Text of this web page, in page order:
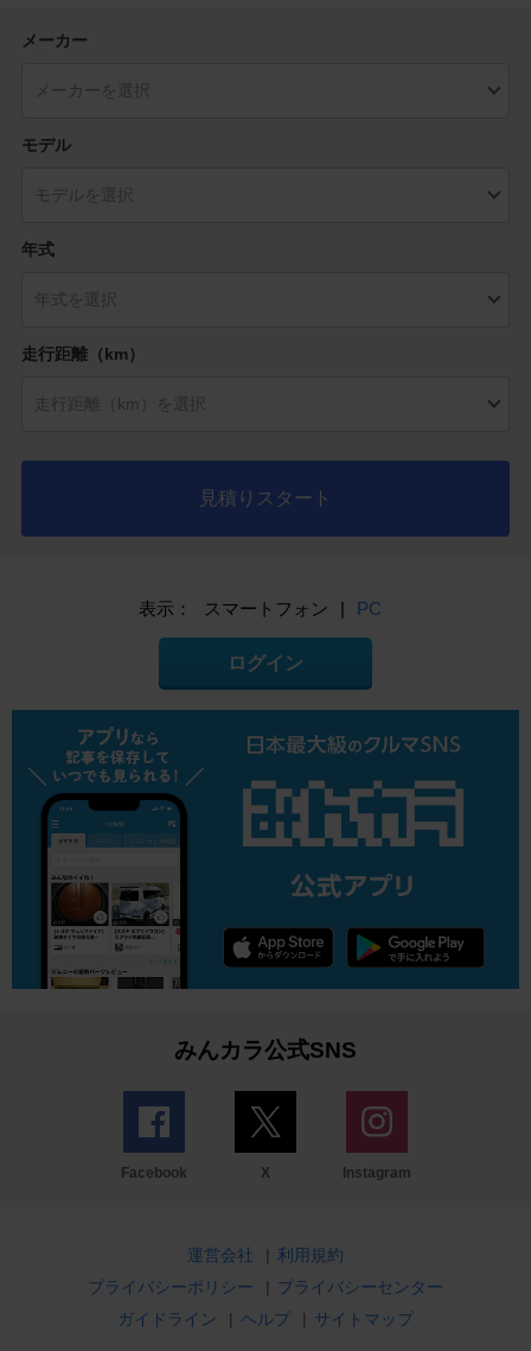
メーカー
モデル
年式
走行距離（km）
見積りスタート
表示： スマートフォン | PC
ログイン
みんカラ公式SNS
Facebook X Instagram
運営会社 | 利用規約
プライバシーポリシー
| プライバシーセンター
ガイドライン
| ヘルプ | サイトマップ